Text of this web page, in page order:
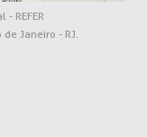
REFER
Janeiro - RJ.